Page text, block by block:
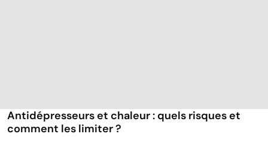
Antidépresseurs et chaleur : quels risques et
comment les limiter ?